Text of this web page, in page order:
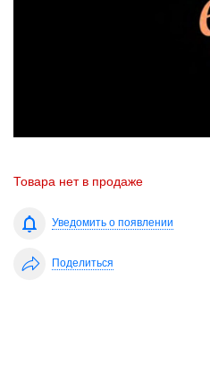
Товара нет в продаже
Уведомить о появлении
Поделиться